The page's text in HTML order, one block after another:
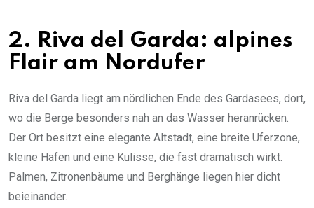
2. Riva del Garda: alpines
Flair am Nordufer
Riva del Garda liegt am nördlichen Ende des Gardasees, dort,
wo die Berge besonders nah an das Wasser heranrücken.
Der Ort besitzt eine elegante Altstadt, eine breite Uferzone,
kleine Häfen und eine Kulisse, die fast dramatisch wirkt.
Palmen, Zitronenbäume und Berghänge liegen hier dicht
beieinander.